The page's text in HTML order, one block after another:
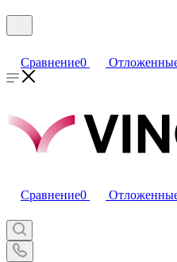
Сравнение0
Сравнение0